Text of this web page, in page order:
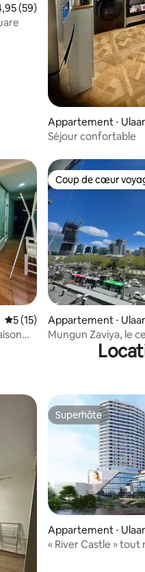
moyenne sur la base
(59)
Appartement ⋅
Séjour confortable
appréciés
Évaluation moyenne sur la
5 (15)
Coup de cœur
Coup de cœur
Appartement ⋅
Mungun Zaviya, le
Superhôte
Superhôte
Appartement ⋅
« River Castle »